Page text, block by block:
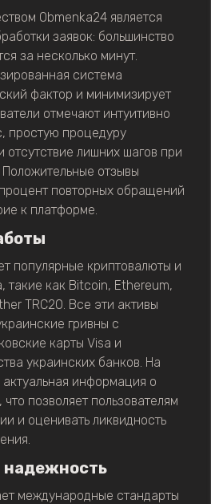
Obmenka24 является
заявок: большинство
за несколько минут.
система
фактор и минимизирует
отмечают интуитивно
простую процедуру
отсутствие лишних шагов при
отзывы
повторных обращений
к платформе.
популярные криптовалюты и
такие как Bitcoin, Ethereum,
TRC20. Все эти активы
гривны с
карты Visa и
украинских банков. На
информация о
позволяет пользователям
и оценивать ликвидность
надежность
международные стандарты